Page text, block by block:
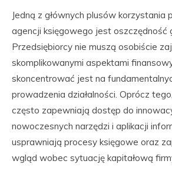
Jedną z głównych plusów korzystania
agencji księgowego jest oszczędność
Przedsiębiorcy nie muszą osobiście
skomplikowanymi aspektami
skoncentrować jest na
prowadzenia działalności. Oprócz
często zapewniają dostęp do
nowoczesnych narzędzi i aplikacji
usprawniają procesy księgowe oraz
wgląd wobec sytuację kapitałową